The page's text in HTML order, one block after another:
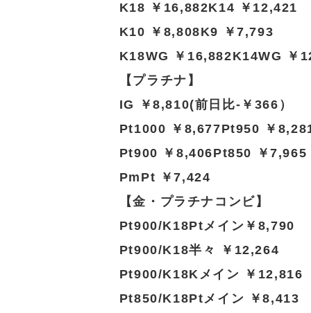
K18 ￥16,882K14 ￥12,421
K10 ￥8,808K9 ￥7,793
K18WG ￥16,882K14WG ￥
【プラチナ】
IG ￥8,810(前日比-￥366）
Pt1000 ￥8,677Pt950 ￥
Pt900 ￥8,406Pt850 ￥7,965
PmPt ￥7,424
【金・プラチナコンビ】
Pt900/K18Ptメイン￥8,790
Pt900/K18半々 ￥12,264
Pt900/K18Kメイン ￥12,816
Pt850/K18Ptメイン ￥8,413